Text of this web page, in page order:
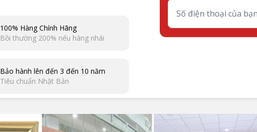
100% Hàng Chính Hãng
Bồi thường 200% nếu hàng nhái
Bảo hành lên đến 3 đến 10 năm
Tiêu chuẩn Nhật Bản